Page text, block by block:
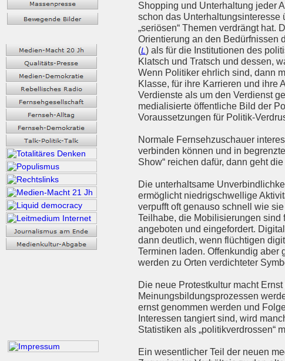
Shopping und Unterhaltung jeder
schon das
„seriösen“ Themen verdrängt hat.
Orientierung an den Bedürfnissen
(L ) als für die Institutionen des
Klatsch und Tratsch und dessen,
Wenn Politiker ehrlich sind, dann
Klasse, für ihre Karrieren und ihre
Verdienste als um den Verdienst
medialisierte öffentliche Bild der
Voraussetzungen für Politik-
Normale Fernsehzuschauer
verbinden können und in
Show“ reichen dafür, dann geht
Die unterhaltsame
ermöglicht niedrigschwellige
verpufft oft genauso schnell wie
Teilhabe, die Mobilisierungen sind
angeboten und eingefordert.
dann deutlich, wenn flüchtigen
Terminen laden. Offenkundig aber
werden zu Orten verdichteter
Die neue Protestkultur macht
Meinungsbildungsprozessen
ernst genommen werden und
Interessen tangiert sind, wird
Statistiken als „politikverdrossen“
Ein wesentlicher Teil der neuen